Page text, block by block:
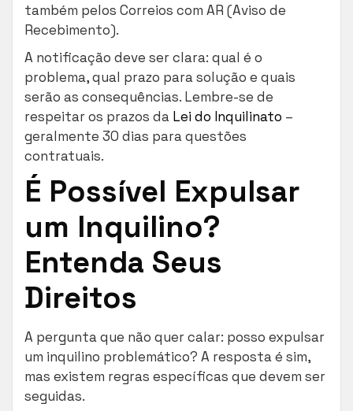
também pelos Correios com AR (Aviso de
Recebimento).
A notificação deve ser clara: qual é o
problema, qual prazo para solução e quais
serão as consequências. Lembre-se de
respeitar os prazos da Lei do Inquilinato –
geralmente 30 dias para questões
contratuais.
É Possível Expulsar
um Inquilino?
Entenda Seus
Direitos
A pergunta que não quer calar: posso expulsar
um inquilino problemático? A resposta é sim,
mas existem regras específicas que devem ser
seguidas.